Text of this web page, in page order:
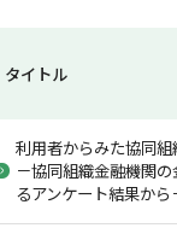
タイトル
利用者からみた協同
－協同組織金融機関
るアンケート結果から